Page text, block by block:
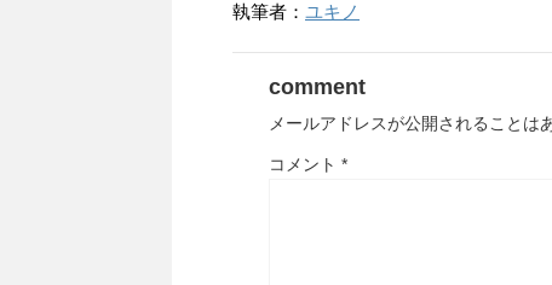
執筆者： ユキノ
comment
メールアドレスが公開されることは
コメント *